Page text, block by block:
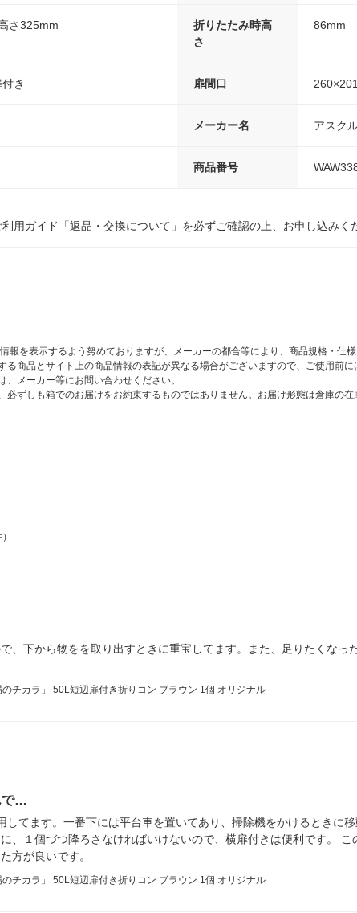
さ325mm
折りたたみ時高
さ
86mm
き 扉間口
メーカー名 アスク
商品番号
用ガイド「返品・交換について」を必ずご確認の上、お申し込みく
報を表示するよう努めておりますが、メーカーの都合等により、商品規格・仕
る商品とサイト上の商品情報の表記が異なる場合がございますので、ご使用前
メーカー等にお問い合わせください。
必ずしも箱でのお届けをお約束するものではありません。お届け形態は倉庫の
、下から物をを取り出すときに重宝してます。また、足りたくなっ
チカラ」 50L短辺扉付き折りコン ブラウン 1個 オリジナル
で…
てます。一番下には平台車を置いてあり、掃除機をかけるときに
、１個づつ降ろさなければいけないので、横扉付きは便利です。
方が良いです。
チカラ」 50L短辺扉付き折りコン ブラウン 1個 オリジナル